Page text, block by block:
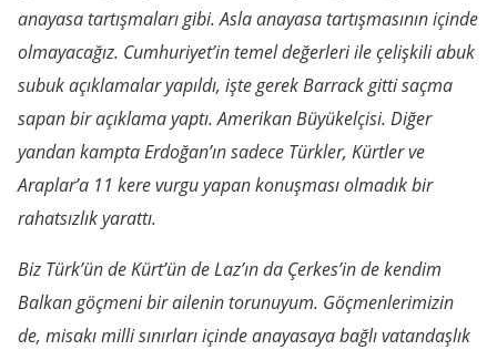
anayasa tartışmaları gibi. Asla anayasa tartışmasının içinde
olmayacağız. Cumhuriyet’in temel değerleri ile çelişkili abuk
subuk açıklamalar yapıldı, işte gerek Barrack gitti saçma
sapan bir açıklama yaptı. Amerikan Büyükelçisi. Diğer
yandan kampta Erdoğan’ın sadece Türkler, Kürtler ve
Araplar’a 11 kere vurgu yapan konuşması olmadık bir
rahatsızlık yarattı.
Biz Türk’ün de Kürt’ün de Laz’ın da Çerkes’in de kendim
Balkan göçmeni bir ailenin torunuyum. Göçmenlerimizin
de, misakı milli sınırları içinde anayasaya bağlı vatandaşlık